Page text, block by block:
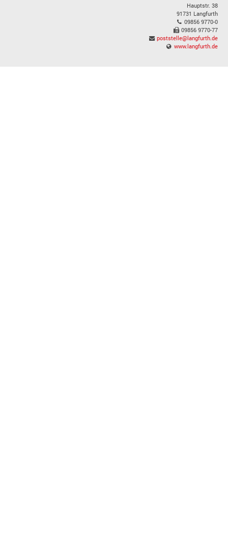
Hauptstr. 38
91731 Langfurth
09856 9770-0
09856 9770-77
poststelle@langfurth.de
www.langfurth.de